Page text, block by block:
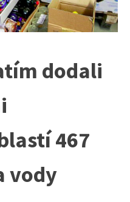
dodali
467
vody